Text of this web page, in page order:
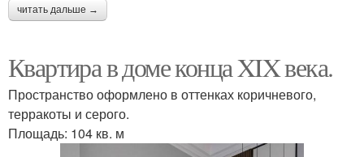
читать дальше →
Квартира в доме конца XIX века.
Пространство оформлено в оттенках коричневого,
терракоты и серого.
Площадь: 104 кв. м